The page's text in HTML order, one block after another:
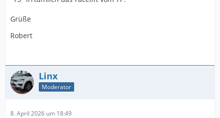
Grüße
Robert
Linx
Moderator
8. April 2026 um 18:49